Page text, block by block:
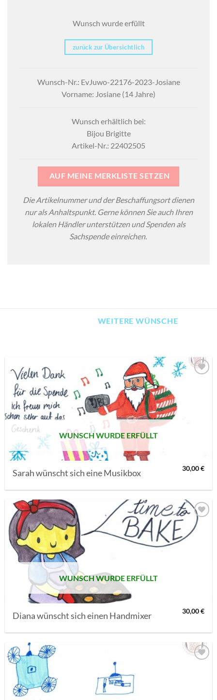
Wunsch wurde erfüllt
zurück zur Übersichtlich
Wunsch-Nr.: EvJuwo-22176-2023-Josiane
Vorname: Josiane (14 Jahre)
Wunsch erhältlich bei:
Bijou Brigitte
Artikel-Nr.: 22402505
AUF MEINE MERKLISTE SETZEN
Die Artikelnummer und der Beschaffungsort dienen
nur als Anhaltspunkt. Gerne können Sie auch Ihren
lokalen Händler unterstützen und Spenden als
Sachspende einreichen.
WEITERE WÜNSCHE
MERKLISTE
SETZEN
WUNSCH WURDE ERFÜLLT
Sarah wünscht sich eine Musikbox 30,00€
AUF MEINE
MERKLISTE
SETZEN
WUNSCH WURDE ERFÜLLT
Diana wünscht sich einen Handmixer 30,00€